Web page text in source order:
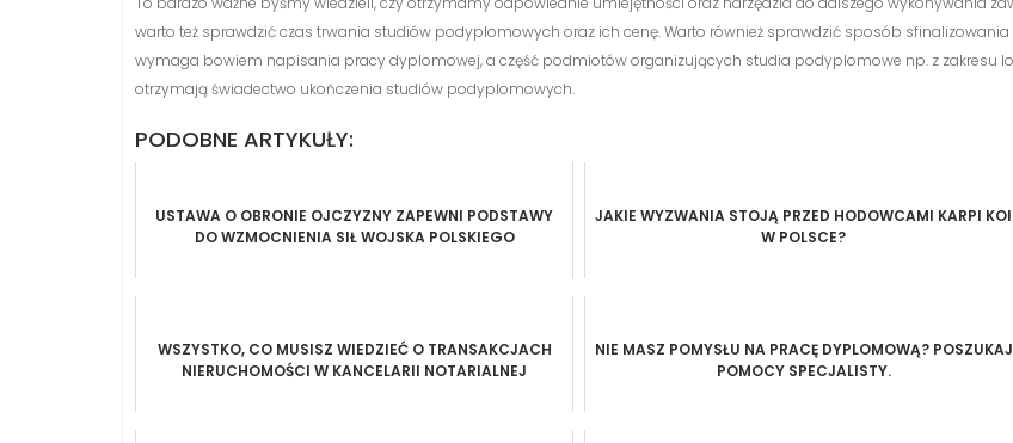
warto też sprawdzić czas trwania studiów podyplomowych oraz ich cenę. Warto również sprawdzić sposób
wymaga bowiem napisania pracy dyplomowej, a część podmiotów organizujących studia podyplomowe np. z zakresu
otrzymają świadectwo ukończenia studiów podyplomowych.
PODOBNE ARTYKUŁY:
USTAWA O OBRONIE OJCZYZNY ZAPEWNI PODSTAWY
DO WZMOCNIENIA SIŁ WOJSKA POLSKIEGO
JAKIE WYZWANIA STOJĄ PRZED HODOWCAMI KARPI KOI
W POLSCE?
WSZYSTKO, CO MUSISZ WIEDZIEĆ O TRANSAKCJACH
NIERUCHOMOŚCI W KANCELARII NOTARIALNEJ
NIE MASZ POMYSŁU NA PRACĘ DYPLOMOWĄ? POSZUKAJ
POMOCY SPECJALISTY.